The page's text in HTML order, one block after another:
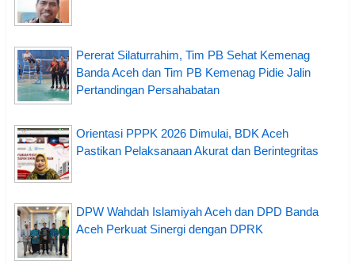
Pererat Silaturrahim, Tim PB Sehat Kemenag
Banda Aceh dan Tim PB Kemenag Pidie Jalin
Pertandingan Persahabatan
Orientasi PPPK 2026 Dimulai, BDK Aceh
Pastikan Pelaksanaan Akurat dan Berintegritas
DPW Wahdah Islamiyah Aceh dan DPD Banda
Aceh Perkuat Sinergi dengan DPRK